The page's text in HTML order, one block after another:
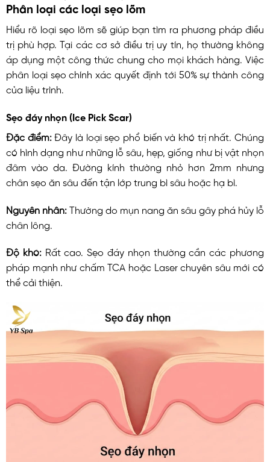
Phân loại các loại sẹo lõm
Hiểu rõ loại sẹo lõm sẽ giúp bạn tìm ra phương pháp điều
trị phù hợp. Tại các cơ sở điều trị uy tín, họ thường không
áp dụng một công thức chung cho mọi khách hàng. Việc
phân loại sẹo chính xác quyết định tới 50% sự thành công
của liệu trình.
Sẹo đáy nhọn (Ice Pick Scar)
Đặc điểm:Đây là loại sẹo phổ biến và khó trị nhất. Chúng
có hình dạng như những lỗ sâu, hẹp, giống như bị vật nhọn
đâm vào da. Đường kính thường nhỏ hơn 2mm nhưng
chân sẹo ăn sâu đến tận lớp trung bì sâu hoặc hạ bì.
Nguyên nhân: Thường do mụn nang ăn sâu gây phá hủy lỗ
chân lông.
Độ khó: Rất cao. Sẹo đáy nhọn thường cần các phương
pháp mạnh như chấm TCA hoặc Laser chuyên sâu mới có
thể cải thiện.